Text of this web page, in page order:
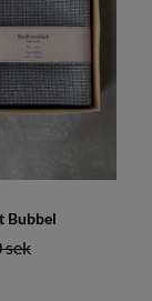
Bubbel
pris:
sek